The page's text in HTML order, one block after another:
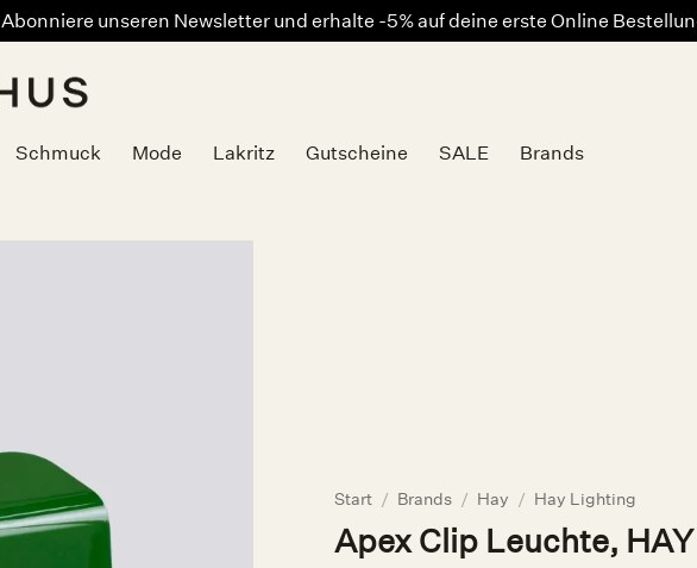
Abonniere unseren Newsletter und erhalte -5% auf deine erste Online
Schmuck Mode Lakritz Gutscheine SALE Brands
Start / Brands / Hay / Hay Lighting
Apex Clip Leuchte, HAY